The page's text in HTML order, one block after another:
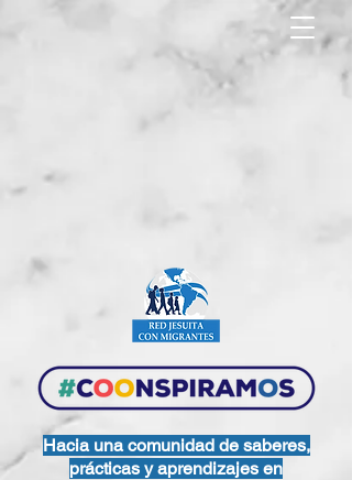
Hacia una comunidad de saberes,
prácticas y aprendizajes en